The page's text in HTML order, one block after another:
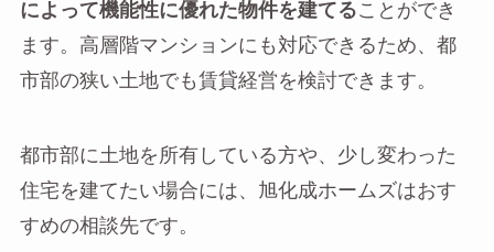
によって機能性に優れた物件を建てることができ
ます。高層階マンションにも対応できるため、都
市部の狭い土地でも賃貸経営を検討できます。
都市部に土地を所有している方や、少し変わった
住宅を建てたい場合には、旭化成ホームズはおす
すめの相談先です。